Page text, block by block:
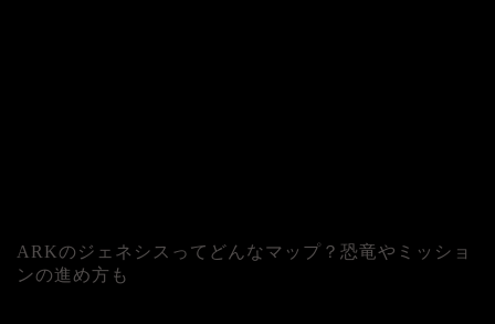
ARKのジェネシスってどんなマップ？恐竜やミッショ
ンの進め方も